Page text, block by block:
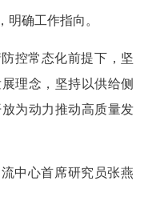
明确工作指向。
控常态化前提下，坚
理念，坚持以供给侧
为动力推动高质量发
中心首席研究员张燕